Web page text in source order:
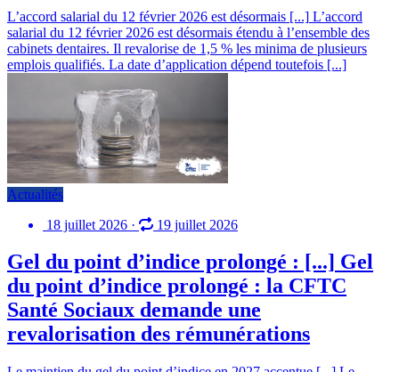
L’accord salarial du 12 février 2026 est désormais [...] L’accord
salarial du 12 février 2026 est désormais étendu à l’ensemble des
cabinets dentaires. Il revalorise de 1,5 % les minima de plusieurs
emplois qualifiés. La date d’application dépend toutefois [...]
Actualités
18 juillet 2026 · 19 juillet 2026
Gel du point d’indice prolongé : [...] Gel
du point d’indice prolongé : la CFTC
Santé Sociaux demande une
revalorisation des rémunérations